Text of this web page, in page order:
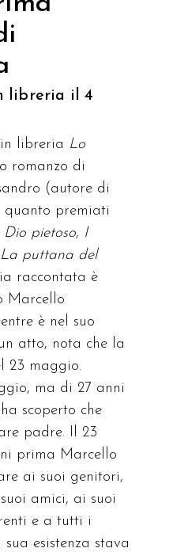
libreria il 4
in libreria Lo
romanzo di
(autore di
premiati
pietoso, I
La puttana del
raccontata è
Marcello
è nel suo
atto, nota che la
23 maggio.
ma di 27 anni
scoperto che
padre. Il 23
prima Marcello
ai suoi genitori,
amici, ai suoi
e a tutti i
sua esistenza stava